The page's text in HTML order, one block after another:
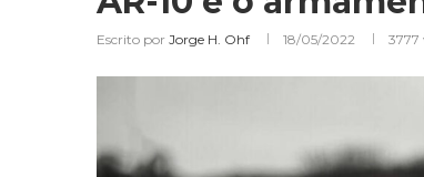
Escrito por Jorge H. Ohf 18/05/2022 3777